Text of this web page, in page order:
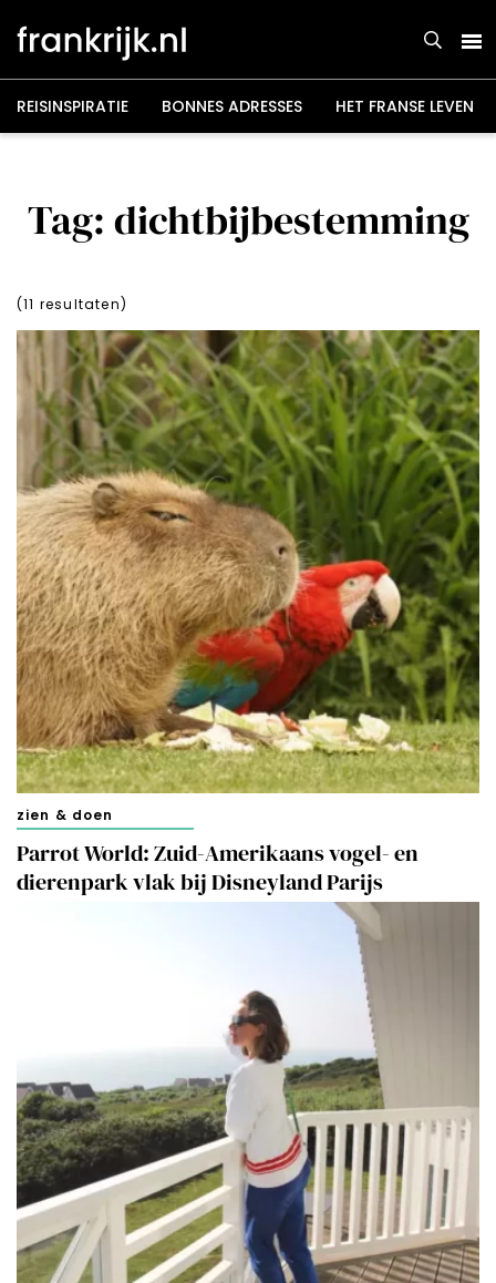
naar
inhoud
REISINSPIRATIE BONNES ADRESSES HET FRANSE LEVEN
Tag: dichtbijbestemming
(11 resultaten)
zien & doen
Parrot World: Zuid-Amerikaans vogel- en
dierenpark vlak bij Disneyland Parijs